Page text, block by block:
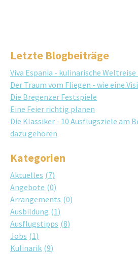
Letzte Blogbeiträge
Viva Espania - kulinarische
Der Traum vom Fliegen - wie eine
Die Bregenzer Festspiele
Eine Feier richtig planen
Die Klassiker - 10 Ausflugsziele am
dazu gehören
Kategorien
Aktuelles 7
Angebote 0
Arrangements 0
Ausbildung 1
Ausflugstipps 8
Jobs 1
Kulinarik 9